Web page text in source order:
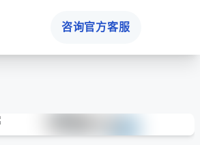
咨询官方客服